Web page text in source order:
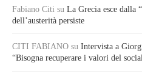
Fabiano Citi su La Grecia esce dalla
dell’austerità persiste
CITI FABIANO su Intervista a
“Bisogna recuperare i valori del